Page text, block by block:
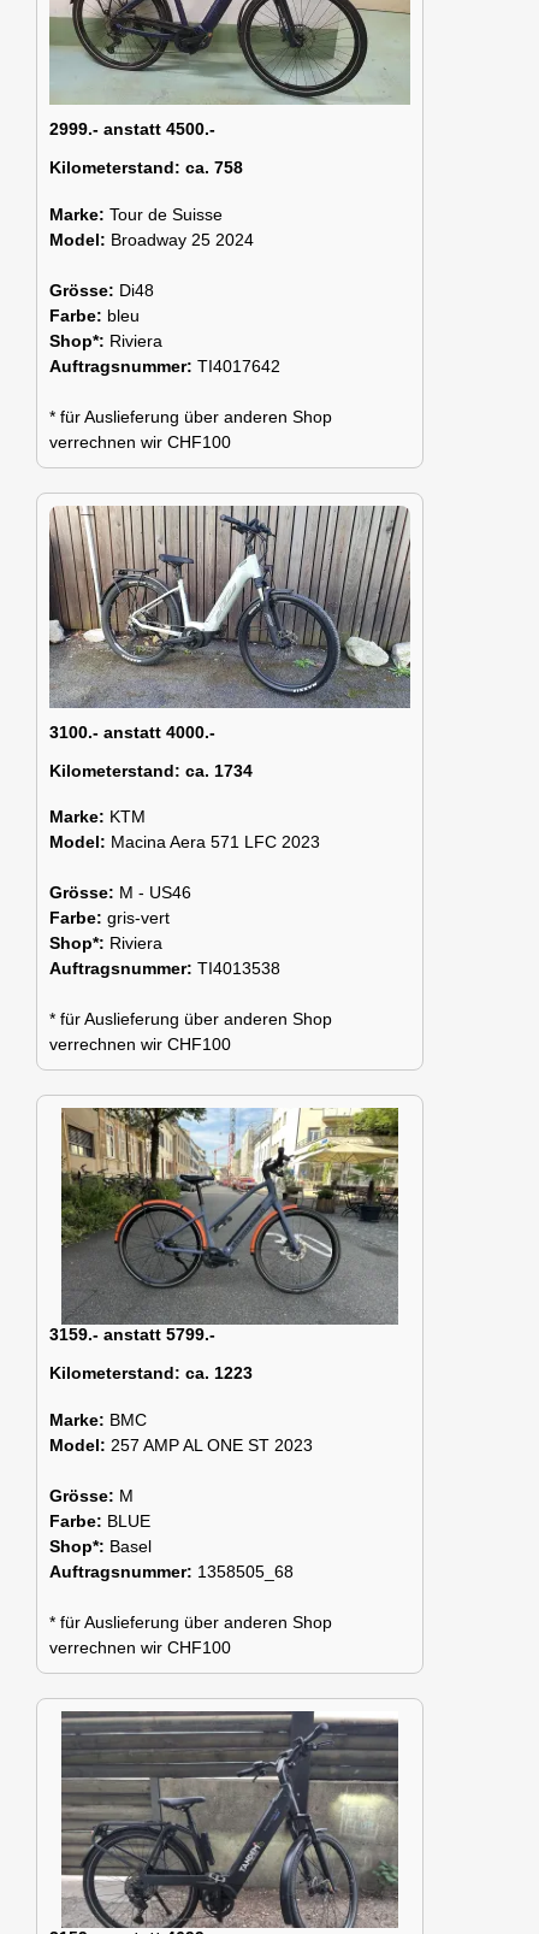
2999.- anstatt 4500.-
Kilometerstand: ca. 758
Marke: Tour de Suisse
Model: Broadway 25 2024
Grösse: Di48
Farbe: bleu
Shop*: Riviera
Auftragsnummer: TI4017642
* für Auslieferung über anderen Shop
verrechnen wir CHF100
3100.- anstatt 4000.-
Kilometerstand: ca. 1734
Marke: KTM
Model: Macina Aera 571 LFC 2023
Grösse: M - US46
Farbe: gris-vert
Shop*: Riviera
Auftragsnummer: TI4013538
* für Auslieferung über anderen Shop
verrechnen wir CHF100
3159.- anstatt 5799.-
Kilometerstand: ca. 1223
Marke: BMC
Model: 257 AMP AL ONE ST 2023
Grösse: M
Farbe: BLUE
Shop*: Basel
Auftragsnummer: 1358505_68
* für Auslieferung über anderen Shop
verrechnen wir CHF100